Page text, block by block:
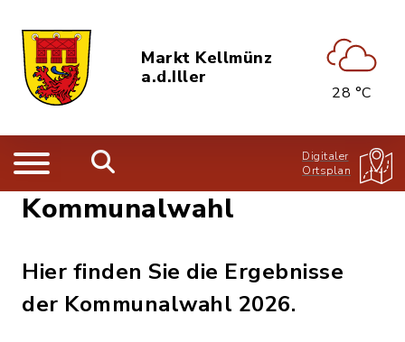
Markt Kellmünz
a.d.Iller
28 °C
Digitaler
Ortsplan
Kommunalwahl
Hier finden Sie die Ergebnisse
der Kommunalwahl 2026.